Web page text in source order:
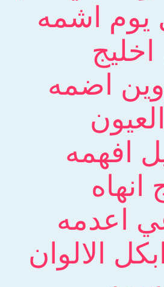
يوم اشمه
اضمه
افهمه
انهاه
اعدمه
الالوان